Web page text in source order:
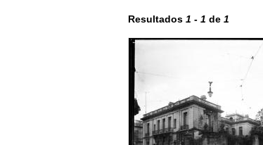
Resultados 1 - 1 de 1